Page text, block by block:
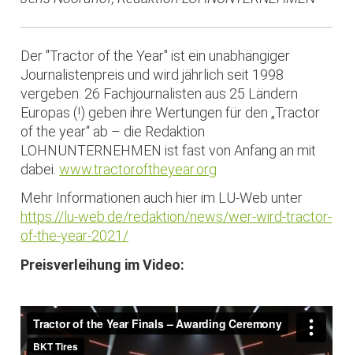
Der "Tractor of the Year" ist ein unabhängiger
Journalistenpreis und wird jährlich seit 1998
vergeben. 26 Fachjournalisten aus 25 Ländern
Europas (!) geben ihre Wertungen für den „Tractor
of the year“ ab – die Redaktion
LOHNUNTERNEHMEN ist fast von Anfang an mit
dabei.www.tractoroftheyear.org
Mehr Informationen auch hier im LU-Web unter
https://lu-web.de/redaktion/news/wer-wird-tractor-
of-the-year-2021/
Preisverleihung im Video: